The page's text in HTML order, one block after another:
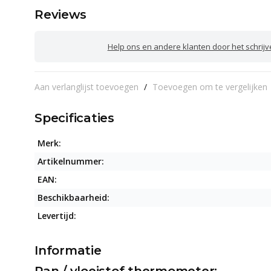
Reviews
Help ons en andere klanten door het
Aan verlanglijst toevoegen / Toevoegen om te vergelijken
Specificaties
Merk:
Artikelnummer:
EAN:
Beschikbaarheid:
Levertijd:
Informatie